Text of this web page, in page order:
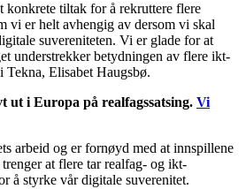
konkrete tiltak for å rekruttere flere
vi er helt avhengig av dersom vi skal
suvereniteten. Vi er glade for at
understrekker betydningen av flere ikt-
Tekna, Elisabet Haugsbø.
ut i Europa på realfagssatsing. Vi
arbeid og er fornøyd med at innspillene
at flere tar realfag- og ikt-
å styrke vår digitale suverenitet.